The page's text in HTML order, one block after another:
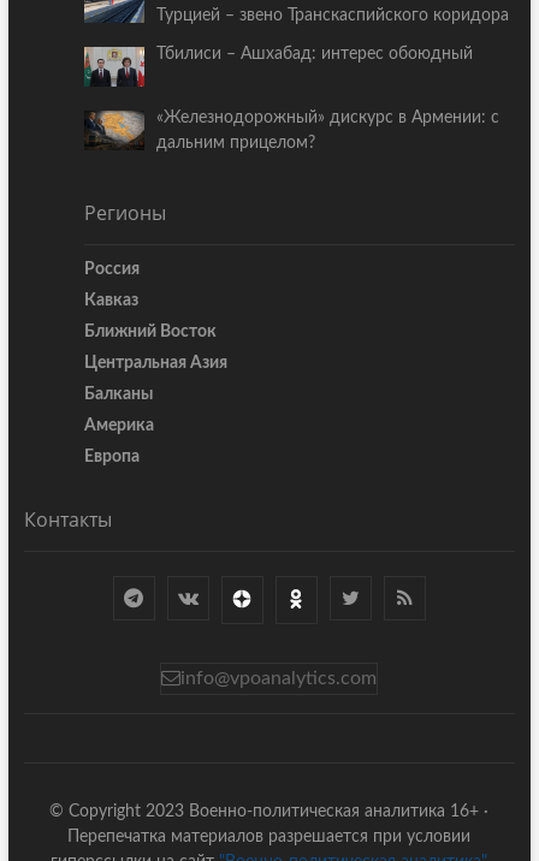
Турцией – звено Транскаспийского коридора
Тбилиси – Ашхабад: интерес обоюдный
«Железнодорожный» дискурс в Армении: с
дальним прицелом?
Регионы
Россия
Кавказ
Ближний Восток
Центральная Азия
Балканы
Америка
Европа
Контакты
info@vpoanalytics.com
© Copyright 2023 Военно-политическая аналитика 16+ ·
Перепечатка материалов разрешается при условии